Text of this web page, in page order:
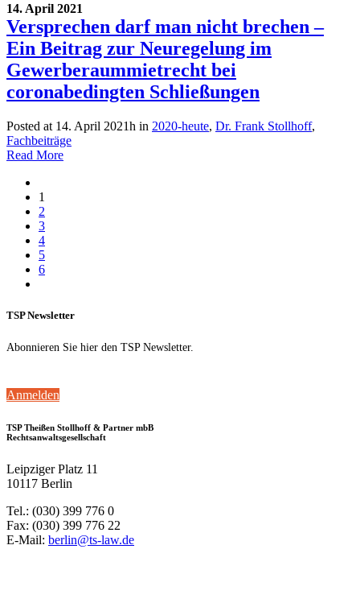
14. April 2021
Versprechen darf man nicht brechen –
Ein Beitrag zur Neuregelung im
Gewerberaummietrecht bei
coronabedingten Schließungen
Posted at 14. April 2021h in 2020-heute, Dr. Frank Stollhoff,
Fachbeiträge
Read More
1
2
3
4
5
6
TSP Newsletter
Abonnieren Sie hier den TSP Newsletter.
Anmelden
TSP Theißen Stollhoff & Partner mbB
Rechtsanwaltsgesellschaft
Leipziger Platz 11
10117 Berlin
Tel.: (030) 399 776 0
Fax: (030) 399 776 22
E-Mail: berlin@ts-law.de